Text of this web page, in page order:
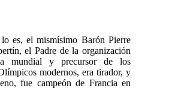
es, el mismísimo Barón Pierre
el Padre de la organización
mundial y precursor de los
modernos, era tirador, y
fue campeón de Francia en